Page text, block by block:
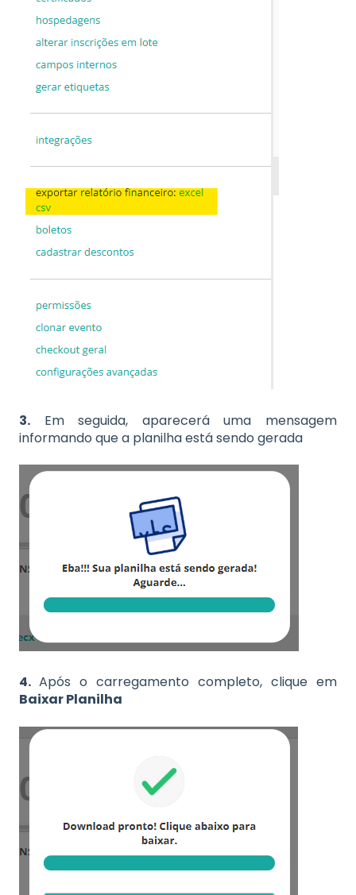
3. Em seguida, aparecerá uma mensagem
informando que a planilha está sendo gerada
4.Após o carregamento completo, clique em
Baixar Planilha